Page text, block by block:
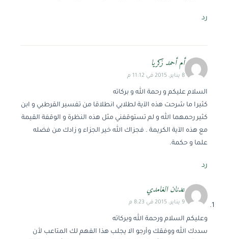
رد
أم أحمد زكريا
8 يناير، 2015 في 11:12 م
السلام عليكم و رحمة الله و بركاته
كثيرا ما شرحت هذه الآية لطلابي انطلاقا من تفسير القرطبي و ابن
كثير رحمهما الله و لم تستوقفني مثل هذه النظرة و الوقفة القيمة
مع هذه الآية الكريمة . فجزاك الله خير الجزاء و زادك من فضله
علما و حكمة.
رد
عدنان الغامدي
9 يناير، 2015 في 8:23 م
وعليكم السلام ورحمة الله وبركاته
سددك الله ووفقك وأرجو الا يجلب هذا الفهم لك المتاعب لأن